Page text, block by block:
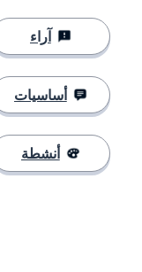
آراء
أساسيات
أنشطة